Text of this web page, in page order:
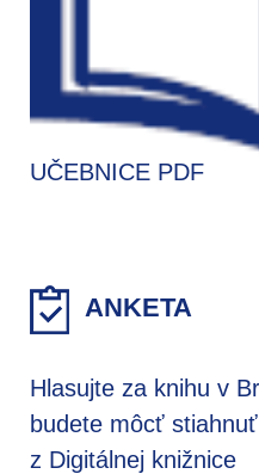
UČEBNICE PDF
ANKETA
Hlasujte za knihu v
budete môcť
z Digitálnej knižnice